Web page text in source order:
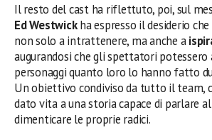
Il resto del cast ha riflettuto, poi, sul
Ed Westwickha espresso il desiderio che
non solo a intrattenere, ma anche a
augurandosi che gli spettatori
personaggi quanto loro lo hanno fatto
Un obiettivo condiviso da tutto il team,
dato vita a una storia capace di parlare
dimenticare le proprie radici.